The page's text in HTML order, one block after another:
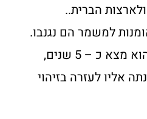
הברית..
למשמר הם נגנבו.
את האוסף הנדיר שלו, הוא מצא כ – 5 שנים,
אליו לעזרה בזיהוי